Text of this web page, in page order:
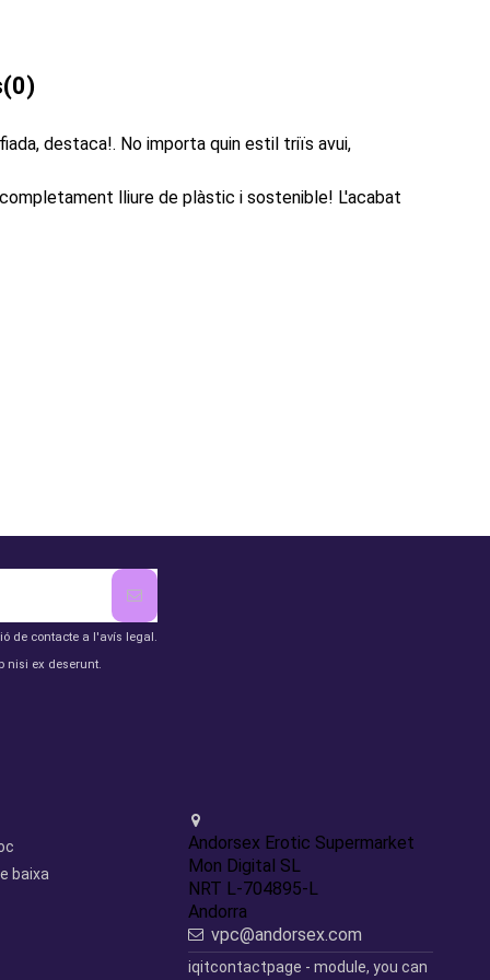
(0)
destaca!. No importa quin estil triïs avui,
lliure de plàstic i sostenible! L'acabat
de contacte a l'avís legal.
nisi ex deserunt.
baixa
Andorsex Erotic Supermarket
Mon Digital SL
NRT L-704895-L
Andorra
vpc@andorsex.com
iqitcontactpage - module, you can